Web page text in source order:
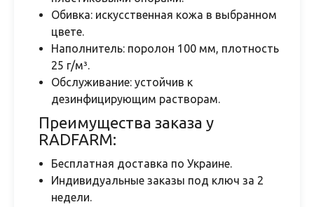
Обивка: искусственная кожа в выбранном
цвете.
Наполнитель: поролон 100 мм, плотность
25 г/м³.
Обслуживание: устойчив к
дезинфицирующим растворам.
Преимущества заказа у
RADFARM:
Бесплатная доставка по Украине.
Индивидуальные заказы под ключ за 2
недели.